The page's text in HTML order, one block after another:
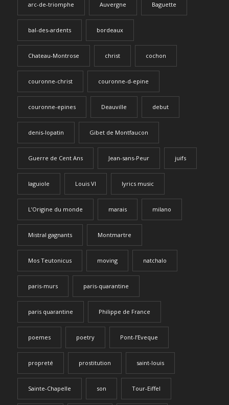
arc-de-triomphe Auvergne Baguette
bal-des-ardents bordeaux
Chateau-Montrose christ cochon
couronne-christ couronne-d-epine
couronne-epines Deauville debut
denis-lopatin Gibet de Montfaucon
Guerre de Cent Ans Jean-sans-Peur juifs
laguiole Louis VI lyrics music
L’Origine du monde marais milano
Mistral gagnants Montmartre
Mos Teutonicus moving natchalo
paris-murs paris-quarantine
paris quarantine Philippe de France
poemes poetry Pont-l’Eveque
propreté prostitution saint-louis
Sainte-Chapelle son Tour-Eiffel